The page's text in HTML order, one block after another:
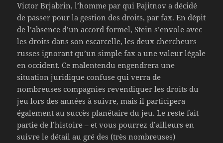
Victor Brjabrin, l’homme par qui Pajitnov a décidé
de passer pour la gestion des droits, par fax. En dépit
de l’absence d’un accord formel, Stein s’envole avec
les droits dans son escarcelle, les deux chercheurs
russes ignorant qu’un simple fax a une valeur légale
en occident. Ce malentendu engendrera une
situation juridique confuse qui verra de
nombreuses compagnies revendiquer les droits du
jeu lors des années à suivre, mais il participera
également au succès planétaire du jeu. Le reste fait
partie de l’histoire – et vous pourrez d’ailleurs en
suivre le détail au gré des (très nombreuses)